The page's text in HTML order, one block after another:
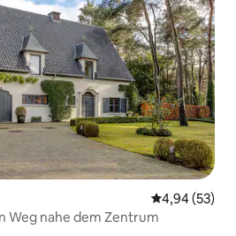
4,94 (53)
Weg nahe dem Zentrum